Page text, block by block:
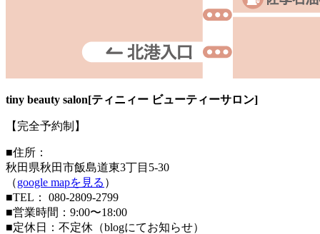
tiny beauty salon[ティニィー ビューティーサロン]
【完全予約制】
■住所：
秋田県秋田市飯島道東3丁目5-30
（google mapを見る ）
■TEL： 080-2809-2799
■営業時間：9:00〜18:00
■定休日：不定休（blogにてお知らせ）